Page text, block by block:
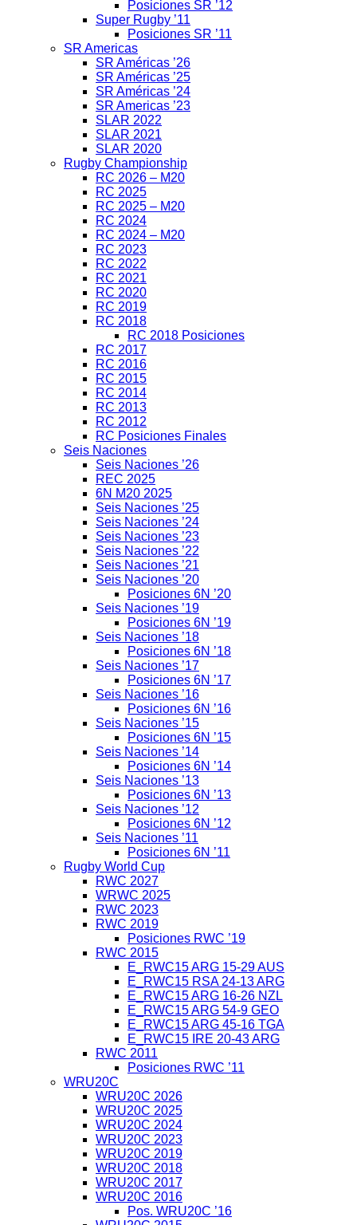
Posiciones SR ’12
Super Rugby ’11
Posiciones SR ’11
SR Americas
SR Américas ’26
SR Américas ’25
SR Américas ’24
SR Americas ’23
SLAR 2022
SLAR 2021
SLAR 2020
Rugby Championship
RC 2026 – M20
RC 2025
RC 2025 – M20
RC 2024
RC 2024 – M20
RC 2023
RC 2022
RC 2021
RC 2020
RC 2019
RC 2018
RC 2018 Posiciones
RC 2017
RC 2016
RC 2015
RC 2014
RC 2013
RC 2012
RC Posiciones Finales
Seis Naciones
Seis Naciones ’26
REC 2025
6N M20 2025
Seis Naciones ’25
Seis Naciones ’24
Seis Naciones ’23
Seis Naciones ’22
Seis Naciones ’21
Seis Naciones ’20
Posiciones 6N ’20
Seis Naciones ’19
Posiciones 6N ’19
Seis Naciones ’18
Posiciones 6N ’18
Seis Naciones ’17
Posiciones 6N ’17
Seis Naciones ’16
Posiciones 6N ’16
Seis Naciones ’15
Posiciones 6N ’15
Seis Naciones ’14
Posiciones 6N ’14
Seis Naciones ’13
Posiciones 6N ’13
Seis Naciones ’12
Posiciones 6N ’12
Seis Naciones ’11
Posiciones 6N ’11
Rugby World Cup
RWC 2027
WRWC 2025
RWC 2023
RWC 2019
Posiciones RWC ’19
RWC 2015
E_RWC15 ARG 15-29 AUS
E_RWC15 RSA 24-13 ARG
E_RWC15 ARG 16-26 NZL
E_RWC15 ARG 54-9 GEO
E_RWC15 ARG 45-16 TGA
E_RWC15 IRE 20-43 ARG
RWC 2011
Posiciones RWC ’11
WRU20C
WRU20C 2026
WRU20C 2025
WRU20C 2024
WRU20C 2023
WRU20C 2019
WRU20C 2018
WRU20C 2017
WRU20C 2016
Pos. WRU20C ’16